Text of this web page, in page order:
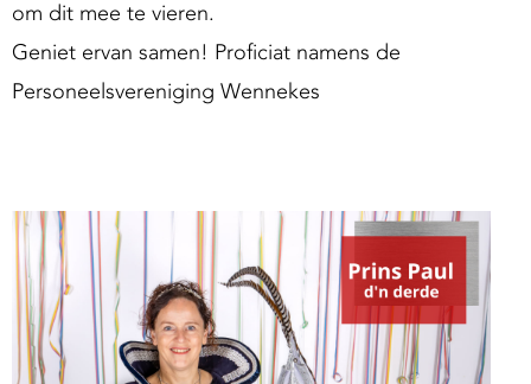
om dit mee te vieren.
Geniet ervan samen! Proficiat namens de
Personeelsvereniging Wennekes